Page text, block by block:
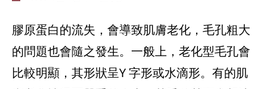
膠原蛋白的流失，會導致肌膚老化，毛孔粗大
的問題也會隨之發生。一般上，老化型毛孔會
比較明顯，其形狀呈Y 字形或水滴形。有的肌